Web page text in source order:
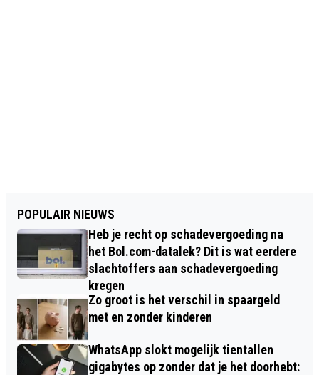
POPULAIR NIEUWS
Heb je recht op schadevergoeding na
het Bol.com-datalek? Dit is wat eerdere
slachtoffers aan schadevergoeding
kregen
Zo groot is het verschil in spaargeld
met en zonder kinderen
WhatsApp slokt mogelijk tientallen
gigabytes op zonder dat je het doorhebt: